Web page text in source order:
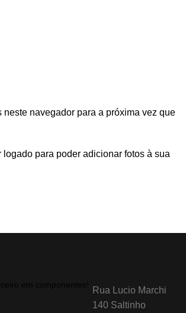
neste navegador para a próxima vez que
logado para poder adicionar fotos à sua
Rua Lucio Marchi
140 Saltinho